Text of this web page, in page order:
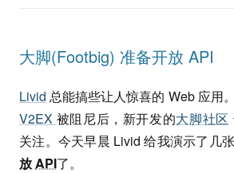
大脚(Footbig) 准备开放 API
Livid 总能搞些让人惊喜的 Web 应用
V2EX 被阻尼后，新开发的大脚社区
关注。今天早晨 Livid 给我演示了几
放API了。